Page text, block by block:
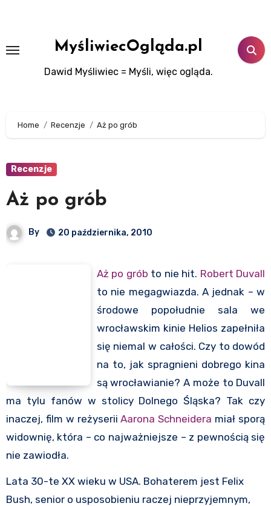
MyśliwiecOgląda.pl
Dawid Myśliwiec = Myśli, więc ogląda.
Home Recenzje Aż po grób
Recenzje
Aż po grób
By 20 października, 2010
Aż po grób to nie hit. Robert Duvall
to nie megagwiazda. A jednak – w
środowe popołudnie sala we
wrocławskim kinie Helios zapełniła
się niemal w całości. Czy to dowód
na to, jak spragnieni dobrego kina
są wrocławianie? A może to Duvall
ma tylu fanów w stolicy Dolnego Śląska? Tak czy
inaczej, film w reżyseriiAarona Schneidera miał sporą
widownię, która – co najważniejsze – z pewnością się
nie zawiodła.
Lata 30-te XX wieku w USA. Bohaterem jest Felix
Bush, senior o usposobieniu raczej nieprzyjemnym,